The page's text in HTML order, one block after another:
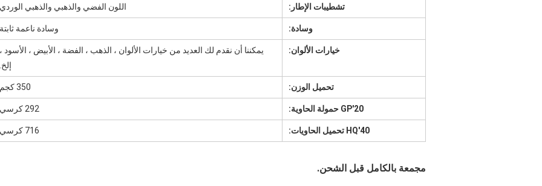
تشطيبات الإطار: اللون الفضي والذهبي والذهبي الوردي
وسادة: وسادة ناعمة ثابتة
خيارات الألوان:
يمكننا أن نقدم لك العديد من خيارات الألوان ، الذهب ، الفضة ، الأبيض ، الأسود ،
إلخ.
تحميل الوزن: 350 كجم
20'GP حمولة الحاوية: 292 كرسي
40'HQ تحميل الحاويات: 716 كرسي
مجمعة بالكامل قبل الشحن.